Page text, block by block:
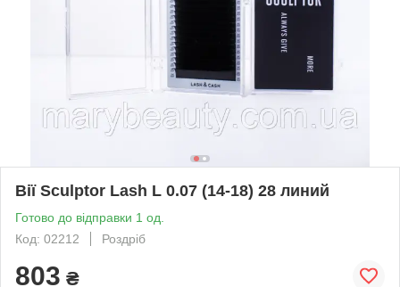
Вії Sculptor Lash L 0.07 (14-18) 28 линий
Готово до відправки 1 од.
Код: 02212
Роздріб
803 ₴